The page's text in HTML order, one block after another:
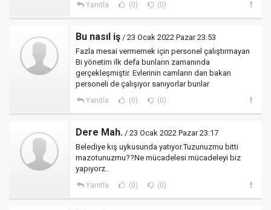
Yanıtla (0) (0)
Bu nasıl iş / 23 Ocak 2022 Pazar 23:53
Fazla mesai vermemek için personel çalıştırmayan
Bi yönetim ilk defa bunların zamanında
gerçekleşmiştir. Evlerinin camların dan bakan
personeli de çalışıyor sanıyorlar bunlar
Yanıtla (0) (0)
Dere Mah. / 23 Ocak 2022 Pazar 23:17
Belediye kış uykusunda yatıyor.Tuzunuzmu bitti
mazotunuzmu??Ne mücadelesi mücadeleyi biz
yapıyorz..
Yanıtla (0) (0)